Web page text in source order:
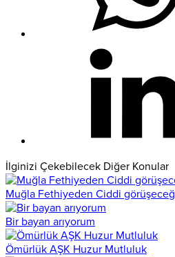
İlginizi Çekebilecek Diğer Konular
Muğla Fethiyeden Ciddi
Bir bayan arıyorum
Ömürlük AŞK Huzur Mutluluk